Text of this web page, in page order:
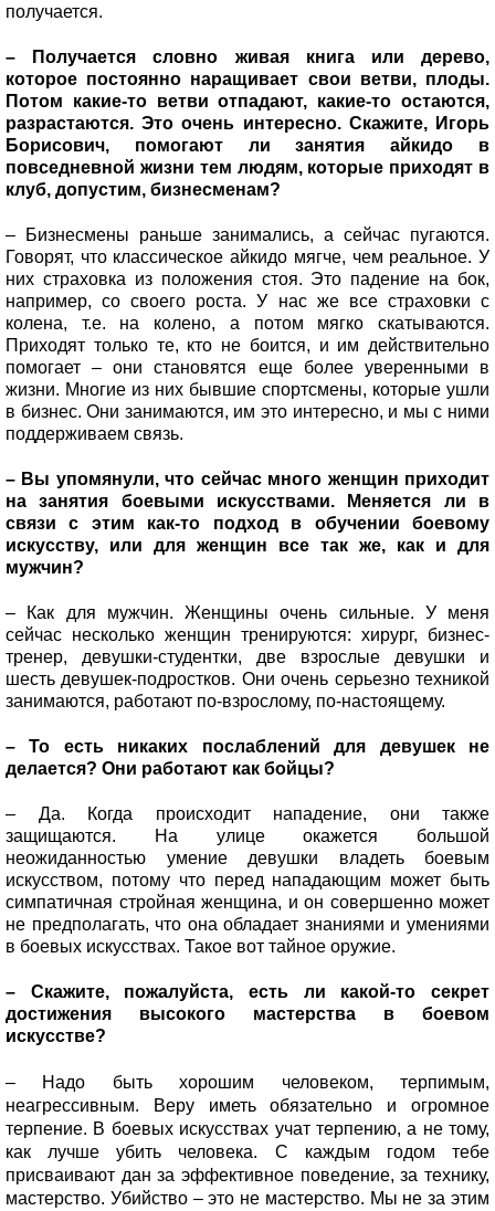
получается.
– Получается словно живая книга или дерево,
которое постоянно наращивает свои ветви, плоды.
Потом какие-то ветви отпадают, какие-то остаются,
разрастаются. Это очень интересно. Скажите, Игорь
Борисович, помогают ли занятия айкидо в
повседневной жизни тем людям, которые приходят в
клуб, допустим, бизнесменам?
– Бизнесмены раньше занимались, а сейчас пугаются.
Говорят, что классическое айкидо мягче, чем реальное. У
них страховка из положения стоя. Это падение на бок,
например, со своего роста. У нас же все страховки с
колена, т.е. на колено, а потом мягко скатываются.
Приходят только те, кто не боится, и им действительно
помогает – они становятся еще более уверенными в
жизни. Многие из них бывшие спортсмены, которые ушли
в бизнес. Они занимаются, им это интересно, и мы с ними
поддерживаем связь.
– Вы упомянули, что сейчас много женщин приходит
на занятия боевыми искусствами. Меняется ли в
связи с этим как-то подход в обучении боевому
искусству, или для женщин все так же, как и для
мужчин?
– Как для мужчин. Женщины очень сильные. У меня
сейчас несколько женщин тренируются: хирург, бизнес-
тренер, девушки-студентки, две взрослые девушки и
шесть девушек-подростков. Они очень серьезно техникой
занимаются, работают по-взрослому, по-настоящему.
– То есть никаких послаблений для девушек не
делается? Они работают как бойцы?
– Да. Когда происходит нападение, они также
защищаются. На улице окажется большой
неожиданностью умение девушки владеть боевым
искусством, потому что перед нападающим может быть
симпатичная стройная женщина, и он совершенно может
не предполагать, что она обладает знаниями и умениями
в боевых искусствах. Такое вот тайное оружие.
– Скажите, пожалуйста, есть ли какой-то секрет
достижения высокого мастерства в боевом
искусстве?
– Надо быть хорошим человеком, терпимым,
неагрессивным. Веру иметь обязательно и огромное
терпение. В боевых искусствах учат терпению, а не тому,
как лучше убить человека. С каждым годом тебе
присваивают дан за эффективное поведение, за технику,
мастерство. Убийство – это не мастерство. Мы не за этим